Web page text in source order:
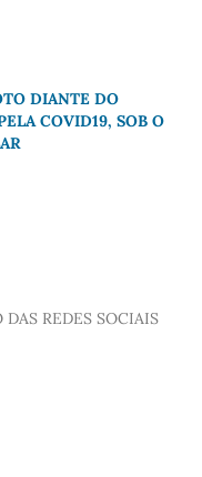
DIANTE DO
COVID19, SOB O
REDES SOCIAIS